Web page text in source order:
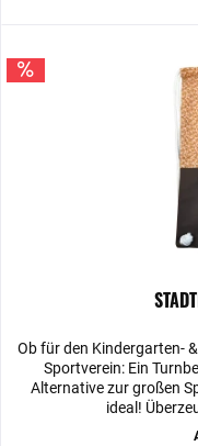
Ob für den Kindergarten-
Sportverein: Ein
Alternative zur großen
ideal!